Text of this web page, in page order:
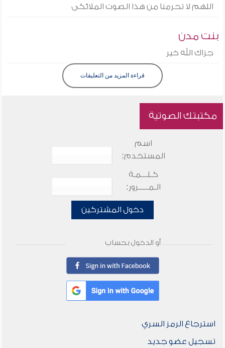
اللهم لا تحرمنا من هذا الصوت الملائكى
بنت مدن
جزاك الله خير
قراءة المزيد من التعليقات
مكتبتك الصوتية
اسم
المستخدم:
كـلـــمـة
الـمـــــرور:
دخول المشتركين
أو الدخول بحساب
استرجاع الرمز السري
تسجيل عضو جديد